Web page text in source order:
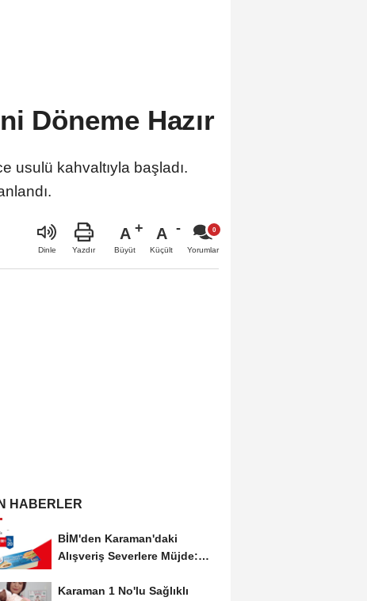
Döneme Hazır
usulü kahvaltıyla başladı.
Dinle Yazdır
A
Büyüt
A
Küçült Yorumlar
HABERLER
BİM'den Karaman'daki
Alışveriş Severlere Müjde:
Karaman 1 No'lu Sağlıklı